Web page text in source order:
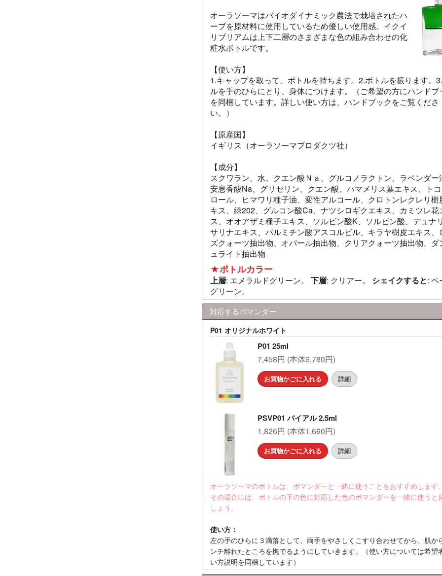
オーラソーマはバイオダイナミック農法で栽培されたハ
ーブを原材料に使用しているため優しい使用感。イクイ
リブリアムは上下二層のさまざまな色の組み合わせの化
粧水ボトルです。
【使い方】
1.キャップを取って、ボトルを持ちます。2.ボトルを振ります。
ルを手のひらにとり、身体につけます。（ご希望の方にハンドブ
を同梱しています。詳しい使い方は、ハンドブックをご覧くださ
い。）
【原産国】
イギリス（オーラソーマプロダクツ社）
【成分】
スクワラン、水、クエン酸Ｎａ、グルコノラクトン、ラベンダー
安息香酸Na、グリセリン、クエン酸、ハマメリス葉エキス、ト
ロール、ヒマワリ種子油、変性アルコール、クロトンレクレリ樹
キス、緑202、グルコン酸Ca、ナツシロギクエキス、カミツレ花
ス、オオアザミ種子エキス、ソルビン酸K、ソルビン酸、デュナ
サリナエキス、パルミチン酸アスコルビル、キラヤ樹皮エキス、
ズクォーツ抽出物、オパール抽出物、クリアクォーツ抽出物、ダ
ュライト抽出物
★ボトルカラー
上層: エメラルドグリーン。 下層: クリアー。 シェイクすると: ペ
グリーン。
対応するポマンダー
P01 オリジナルホワイト
P01 25ml
7,458円 (本体6,780円)
お買物かごに入れる 詳細
PSVP01 バイアル 2.5ml
1,826円 (本体1,660円)
お買物かごに入れる 詳細
オーラソーマのボトルは、ポマンダーと一緒に使うことをおすすめします。
その場合には、ボトルの下の色に対応した色のポマンダーを一緒に使うと
しょう。
使い方：
左の手のひらに３滴落として、両手をやさしくこすり合わせてから、肌か
ンチ離れたところを撫でるようにしていきます。（使い方については希望
い方説明を同梱しています）